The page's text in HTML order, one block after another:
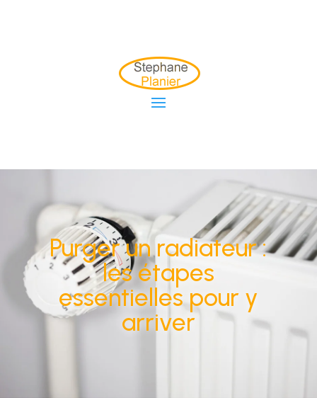
Purger un radiateur :
les étapes
essentielles pour y
arriver